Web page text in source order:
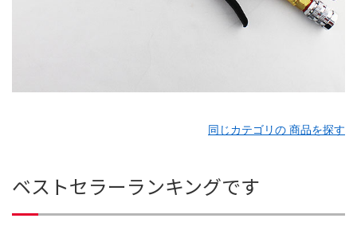
同じカテゴリの 商品を探す
ベストセラーランキングです